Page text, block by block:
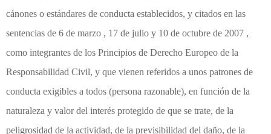
cánones o estándares de conducta establecidos, y citados en las
sentencias de 6 de marzo , 17 de julio y 10 de octubre de 2007 ,
como integrantes de los Principios de Derecho Europeo de la
Responsabilidad Civil, y que vienen referidos a unos patrones de
conducta exigibles a todos (persona razonable), en función de la
naturaleza y valor del interés protegido de que se trate, de la
peligrosidad de la actividad, de la previsibilidad del daño, de la